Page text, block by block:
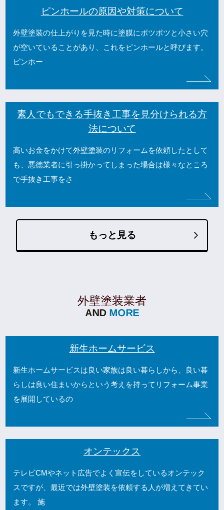
ピンホールの原因や対策について
外壁塗装の仕上がりを見た時に塗膜にポツポツと小さい穴
が空いていることがあり、これをピンホールと呼びます。
ピンホー
素人でもできる手抜き工事を見分けられる方
法について
高いお金をかけて外壁塗装のリフォームを依頼したとして
も、悪徳業者に引っ掛かってしまった場合は様々なところ
で手抜き工事をさ
もっと見る
外壁塗装業者
新生ホームサービス
新生ホームサービスは良い家族は良い暮らしから、良い暮
らしは良い住まいからという考えを持ってリフォーム事業
を展開しているの
オンテックス
テレビCMやネット広告でよく宣伝をしているオンテック
スですが、最近では外壁塗装を依頼する人が増えてきてい
ます。 施